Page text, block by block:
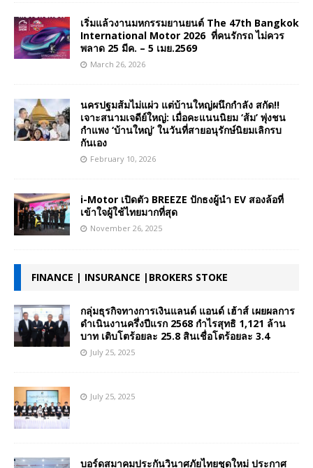
เริ่มแล้วงานมหกรรมยานยนต์ The 47th Bangkok
International Motor 2026 ที่คนรักรถ ไม่ควร
พลาด 25 มีค. – 5 เมย.2569
March 26, 2026
นครปฐมส้มไม่แผ่ว แต่บ้านใหญ่ผนึกกำลัง สกัด!!
เจาะสนามเจดีย์ใหญ่: เมื่อคะแนนนิยม ‘ส้ม’ พุ่งชน
กำแพง ‘บ้านใหญ่’ ในวันที่สายอนุรักษ์นิยมเลิกรบ
กันเอง
February 10, 2026
i-Motor เปิดตัว BREEZE ปักธงผู้นำ EV สองล้อที่
เข้าใจผู้ใช้ไทยมากที่สุด
November 26, 2025
FINANCE | INSURANCE |BROKERS STOKE
กลุ่มธุรกิจทางการเงินแลนด์ แอนด์ เฮ้าส์ เผยผลการ
ดำเนินงานครึ่งปีแรก 2568 กำไรสุทธิ 1,121 ล้าน
บาท เติบโตร้อยละ 25.8 สินเชื่อโตร้อยละ 3.4
July 25, 2025
July 25, 2025
บอร์ดสมาคมประกันวินาศภัยไทยชุดใหม่ ประกาศ